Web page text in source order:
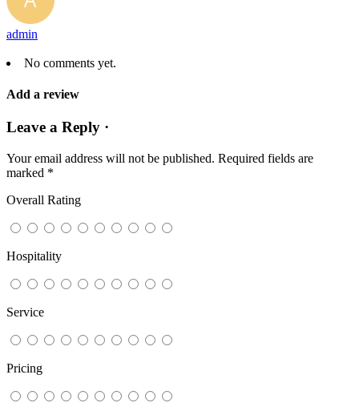
admin
No comments yet.
Add a review
Leave a Reply ·
Your email address will not be published. Required fields are
marked *
Overall Rating
Hospitality
Service
Pricing